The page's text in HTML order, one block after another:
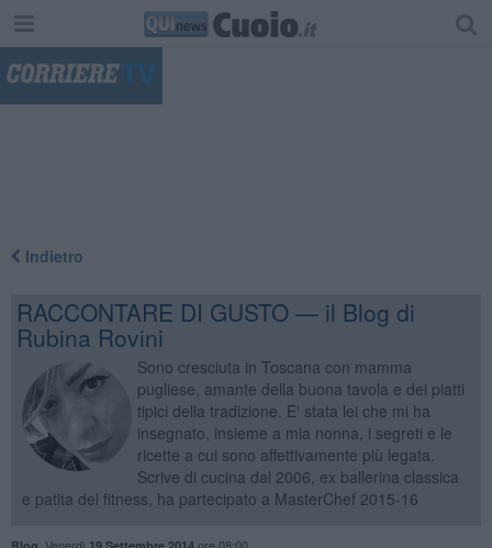
Indietro
RACCONTARE DI GUSTO — il Blog di
Rubina Rovini
Sono cresciuta in Toscana con mamma
pugliese, amante della buona tavola e dei piatti
tipici della tradizione. E' stata lei che mi ha
insegnato, insieme a mia nonna, i segreti e le
ricette a cui sono affettivamente più legata.
Scrive di cucina dal 2006, ex ballerina classica
e patita del fitness, ha partecipato a MasterChef 2015-16
Venerdì ore 08:00